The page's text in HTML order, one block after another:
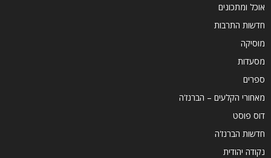
אוכל ומתכונים
חדשות התרבות
מוסיקה
מסעדות
ספרים
מאחורי הקלעים – הברנז'ה
דוס פוסט
חדשות הברנז'ה
נקודה יהודית